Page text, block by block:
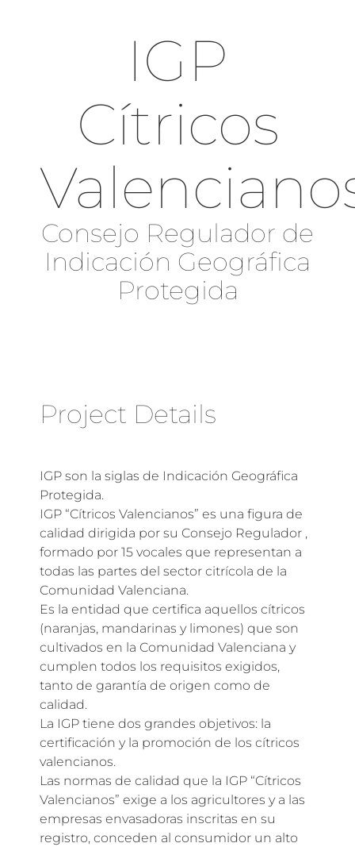
IGP
Cítricos
Consejo Regulador de
Indicación Geográfica
Protegida
Project Details
IGP son la siglas de Indicación Geográfica
Protegida.
IGP “Cítricos Valencianos” es una figura de
calidad dirigida por su Consejo Regulador ,
formado por 15 vocales que representan a
todas las partes del sector citrícola de la
Comunidad Valenciana.
Es la entidad que certifica aquellos cítricos
(naranjas, mandarinas y limones) que son
cultivados en la Comunidad Valenciana y
cumplen todos los requisitos exigidos,
tanto de garantía de origen como de
calidad.
La IGP tiene dos grandes objetivos: la
certificación y la promoción de los cítricos
valencianos.
Las normas de calidad que la IGP “Cítricos
Valencianos” exige a los agricultores y a las
empresas envasadoras inscritas en su
registro, conceden al consumidor un alto